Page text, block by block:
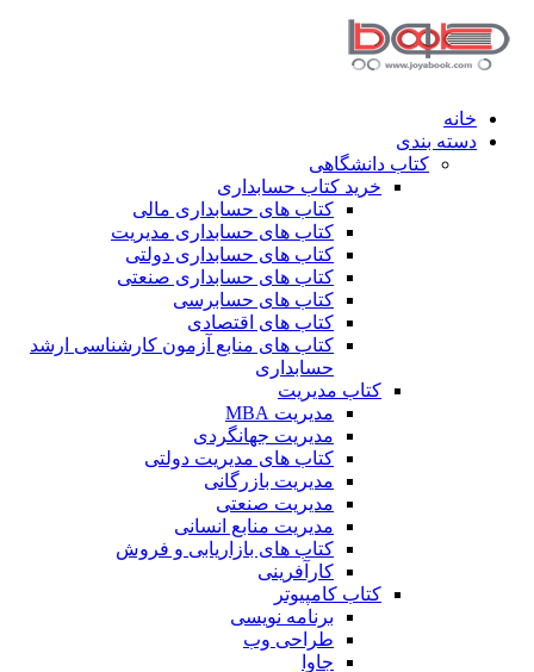
خانه
دسته بندی
کتاب دانشگاهی
خرید کتاب حسابداری
کتاب های حسابداری مالی
کتاب های حسابداری مدیریت
کتاب های حسابداری دولتی
کتاب های حسابداری صنعتی
کتاب های حسابرسی
کتاب های اقتصادی
کتاب های منابع آزمون کارشناسی ارشد
حسابداری
کتاب مدیریت
مدیریت MBA
مدیریت جهانگردی
کتاب های مدیریت دولتی
مدیریت بازرگانی
مدیریت صنعتی
مدیریت منابع انسانی
کتاب های بازاریابی و فروش
کارآفرینی
کتاب کامپیوتر
برنامه نویسی
طراحی وب
جاوا